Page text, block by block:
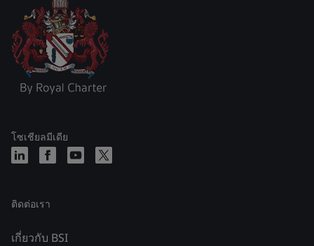
โซเชียลมีเดีย
ติดต่อเรา
เกี่ยวกับ BSI